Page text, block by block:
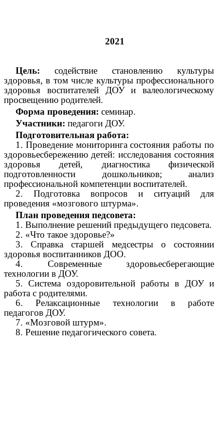
2021
Цель: содействие становлению культуры
здоровья, в том числе культуры профессионального
здоровья воспитателей ДОУ и валеологическому
просвещению родителей.
Форма проведения: семинар.
Участники: педагоги ДОУ.
Подготовительная работа:
1. Проведение мониторинга состояния работы по
здоровьесбережению детей: исследования состояния
здоровья детей, диагностика физической
подготовленности дошкольников; анализ
профессиональной компетенции воспитателей.
2. Подготовка вопросов и ситуаций для
проведения «мозгового штурма».
План проведения педсовета:
1. Выполнение решений предыдущего педсовета.
2. «Что такое здоровье?»
3. Справка старшей медсестры о состоянии
здоровья воспитанников ДОО.
4. Современные здоровьесберегающие
технологии в ДОУ.
5. Система оздоровительной работы в ДОУ и
работа с родителями.
6. Релаксационные технологии в работе
педагогов ДОУ.
7. «Мозговой штурм».
8. Решение педагогического совета.